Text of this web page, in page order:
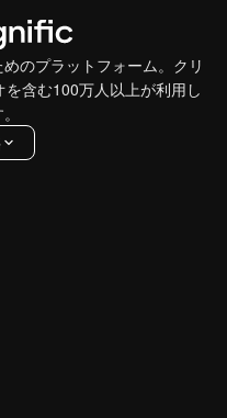
のプラットフォーム。クリ
含む100万人以上が利用し